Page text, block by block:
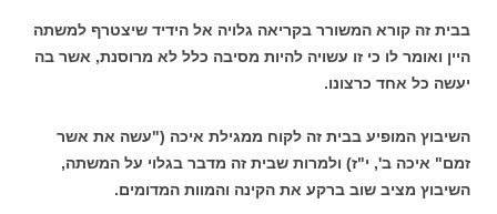
בבית זה קורא המשורר בקריאה גלויה אל הידיד שיצטרף למשתה
היין ואומר לו כי זו עשויה להיות מסיבה כלל לא מרוסנת, אשר בה
יעשה כל אחד כרצונו.
השיבוץ המופיע בבית זה לקוח ממגילת איכה ("עשה את אשר
זמם" איכה ב', י"ז) ולמרות שבית זה מדבר בגלוי על המשתה,
השיבוץ מציב שוב ברקע את הקינה והמוות המדומים.